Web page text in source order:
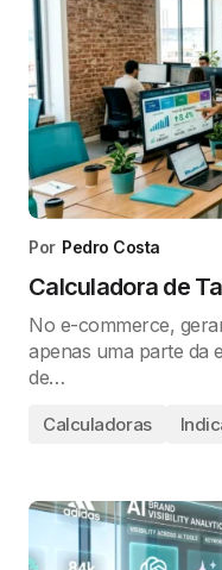
Por Pedro Costa
Calculadora de
No e-commerce,
apenas uma parte da
de…
Calculadoras